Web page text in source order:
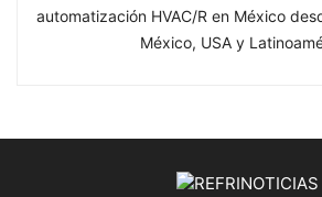
automatización HVAC/R en México
México, USA y